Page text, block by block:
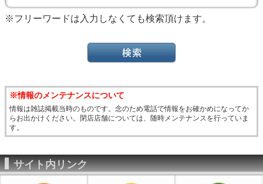
※フリーワードは入力しなくても検索頂けます。
※情報のメンテナンスについて
情報は雑誌掲載当時のものです。念のため電話で情報をお確かめになってか
らお出かけください。閉店店舗については、随時メンテナンスを行っていま
す。
サイト内リンク